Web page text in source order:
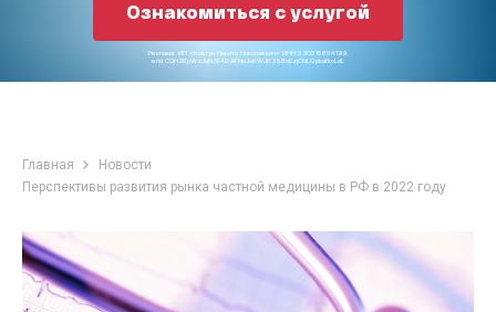
Ознакомиться с услугой
Реклама. ИП «Ковтун Никита Николаевич» ИНН 230215654199.
erid CQH36pWzJqN3F4D9iFNoJoKWJK3S8xEzjCNLGpkafkoLdL
Главная
Новости
Перспективы развития рынка частной медицины в РФ в 2022 году